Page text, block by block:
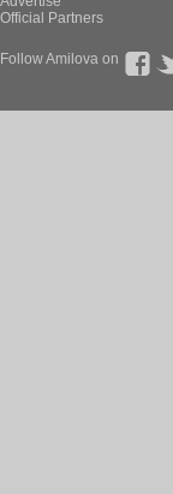
Official Partners
Follow Amilova on